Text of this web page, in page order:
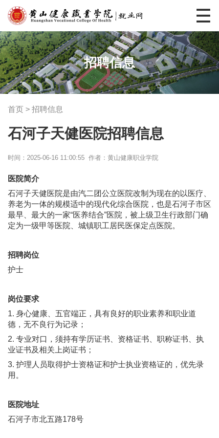
招聘信息
首页 > 招聘信息
石河子天健医院招聘信息
时间：2025-06-16 11:00:55 作者：黄山健康职业学院
医院简介
石河子天健医院是由汽二团公立医院改制为现在的以医疗、
养老为一体的规模适中的现代化综合医院，也是石河子市区
最早、最大的一家“医养结合”医院，被上级卫生行政部门确
定为一级甲等医院、城镇职工居民医保定点医院。
招聘岗位
护士
岗位要求
1. 身心健康、五官端正，具有良好的职业素养和职业道
德，无不良行为记录；
2. 专业对口，须持有学历证书、资格证书、职称证书、执
业证书及相关上岗证书；
3. 护理人员取得护士资格证和护士执业资格证的，优先录
用。
医院地址
石河子市北五路178号